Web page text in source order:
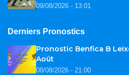
09/08/2026 - 13:01
Derniers Pronostics
Pronostic Benfica B
Août
08/08/2026 - 21:00